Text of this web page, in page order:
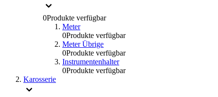
0Produkte verfügbar
Meter
0Produkte verfügbar
Meter Übrige
0Produkte verfügbar
Instrumentenhalter
0Produkte verfügbar
Karosserie